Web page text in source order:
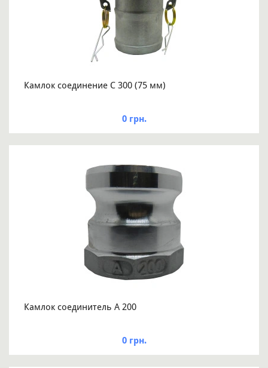
Камлок соединение С 300 (75 мм)
0 грн.
Камлок соединитель A 200
0 грн.